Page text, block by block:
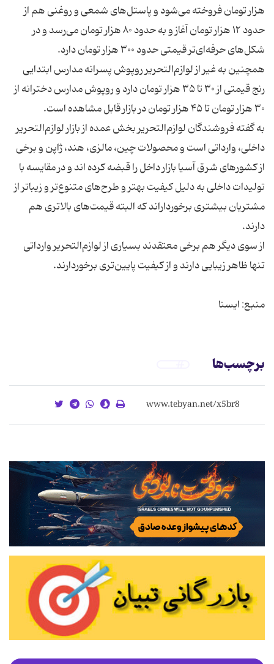
هزار تومان فروخته می‌شود و پاستل‌های شمعی و روغنی هم از
حدود ۱۲ هزار تومان آغاز و به حدود ۸۰ هزار تومان می‌رسد و در
همچنین به غیر از لوازم‌التحریر روپوش پسرانه مدارس ابتدایی
رنج قیمتی از ۳۰ تا ۳۵ هزار تومان دارد و روپوش مدارس دخترانه از
به گفته فروشندگان لوازم‌التحریر بخش عمده از بازار لوازم‌التحریر
داخلی، وارداتی است و محصولات چین، مالزی، هند، ژاپن و برخی
از کشورهای شرق آسیا بازار داخل را قبضه کرده ‌اند و در مقایسه با
تولیدات داخلی به دلیل کیفیت بهتر و طرح‌های متنوع‌تر و زیباتر از
مشتریان بیشتری برخورداراند که البته قیمت‌های بالاتری هم
از سوی دیگر هم برخی معتقدند بسیاری از لوازم‌التحریر وارداتی
منبع: ایسنا
برچسب‌ها